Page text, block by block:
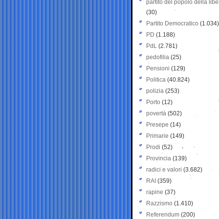
partito del popolo della
(30)
Partito Democratico (1.034)
PD (1.188)
PdL (2.781)
pedofilia (25)
Pensioni (129)
Politica (40.824)
polizia (253)
Porto (12)
povertà (502)
Presepe (14)
Primarie (149)
Prodi (52)
Provincia (139)
radici e valori (3.682)
RAI (359)
rapine (37)
Razzismo (1.410)
Referendum (200)